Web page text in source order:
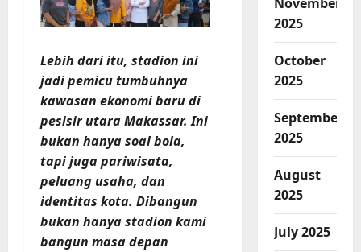
Lebih dari itu, stadion ini
jadi pemicu tumbuhnya
kawasan ekonomi baru di
pesisir utara Makassar. Ini
bukan hanya soal bola,
tapi juga pariwisata,
peluang usaha, dan
identitas kota. Dibangun
bukan hanya stadion kami
bangun masa depan
2025
October
2025
September
2025
August
2025
July 2025